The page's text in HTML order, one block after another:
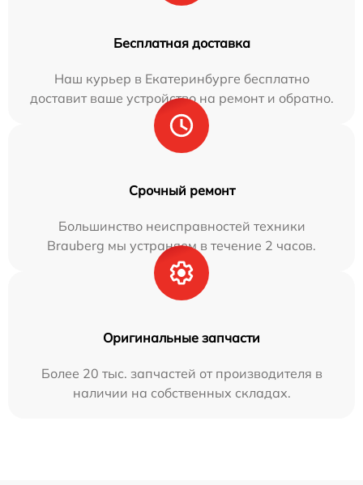
Бесплатная доставка
Наш курьер в Екатеринбурге бесплатно
доставит ваше устройство на ремонт и обратно.
Срочный ремонт
Большинство неисправностей техники
Brauberg мы устраняем в течение 2 часов.
Оригинальные запчасти
Более 20 тыс. запчастей от производителя в
наличии на собственных складах.